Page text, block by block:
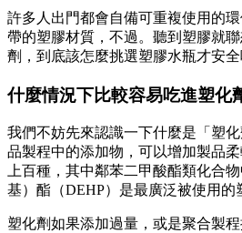
許多人出門都會自備可重複使用的
帶的塑膠材質，不過。聽到塑膠就
劑，到底該怎麼挑選塑膠水瓶才安全
什麼情況下比較容易吃進塑化
我們不妨先來認識一下什麼是「塑
品製程中的添加物，可以增加製品
上百種，其中鄰苯二甲酸酯類化合
基）酯（DEHP）是最廣泛被使用的
塑化劑如果添加過量，或是聚合製